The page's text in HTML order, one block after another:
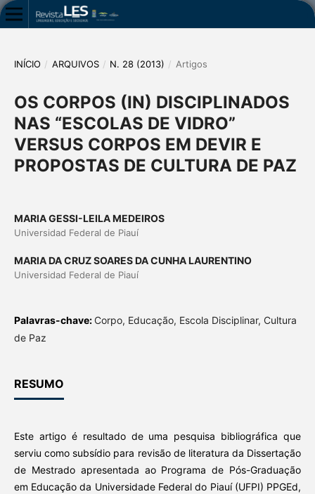
INÍCIO / ARQUIVOS / N. 28 (2013) / Artigos
OS CORPOS (IN) DISCIPLINADOS
NAS “ESCOLAS DE VIDRO”
VERSUS CORPOS EM DEVIR E
PROPOSTAS DE CULTURA DE PAZ
MARIA GESSI-LEILA MEDEIROS
Universidad Federal de Piauí
MARIA DA CRUZ SOARES DA CUNHA LAURENTINO
Universidad Federal de Piauí
Palavras-chave: Corpo, Educação, Escola Disciplinar, Cultura
de Paz
RESUMO
Este artigo é resultado de uma pesquisa bibliográfica que
serviu como subsídio para revisão de literatura da Dissertação
de Mestrado apresentada ao Programa de Pós-Graduação
em Educação da Universidade Federal do Piauí (UFPI) PPGEd,